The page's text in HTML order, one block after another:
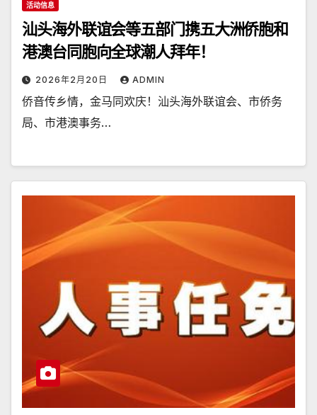
活动信息
汕头海外联谊会等五部门携五大洲侨胞和
港澳台同胞向全球潮人拜年！
2026年2月20日 ADMIN
侨音传乡情，金马同欢庆！汕头海外联谊会、市侨务
局、市港澳事务…